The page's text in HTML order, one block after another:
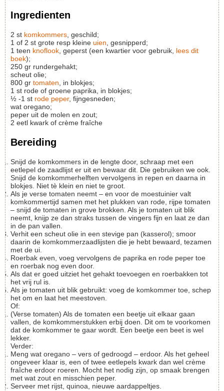
Ingredienten
2 st komkommers , geschild;
1 of 2 st grote resp kleine uien , gesnipperd;
1 teen knoflook , geperst (een kwartier voor gebruik, lees dit
boek);
250 gr rundergehakt;
scheut olie;
800 gr tomaten , in blokjes;
1 st rode of groene paprika, in blokjes;
½ -1 st rode peper, fijngesneden;
wat oregano;
peper uit de molen en zout;
2 eetl kwark of crème fraîche
Bereiding
Snijd de komkommers in de lengte door, schraap met een
eetlepel de zaadlijst er uit en bewaar dit. Die gebruiken we ook.
Snijd de komkommerhelften vervolgens in repen en daarna in
blokjes. Niet tè klein en niet te groot.
Als je verse tomaten neemt – en voor de moestuinier valt
komkommertijd samen met het plukken van rode, rijpe tomaten
– snijd de tomaten in grove brokken. Als je tomaten uit blik
neemt, knijp ze dan straks tussen de vingers fijn en laat ze dan
in de pan vallen.
Verhit een scheut olie in een stevige pan (kasserol); smoor
daarin de komkommerzaadlijsten die je hebt bewaard, tezamen
met de ui.
Roerbak even, voeg vervolgens de paprika en rode peper toe
en roerbak nog even door.
Als dat er goed uitziet het gehakt toevoegen en roerbakken tot
het vrij rul is.
Als je tomaten uit blik gebruikt: voeg de komkommer toe, schep
het om en laat het meestoven.
Of:
(Verse tomaten) Als de tomaten een beetje uit elkaar gaan
vallen, de komkommerstukken erbij doen. Dit om te voorkomen
dat de komkommer te gaar wordt. Een beetje een beet is wel
lekker.
Verder:
Meng wat oregano – vers of gedroogd – erdoor. Als het geheel
ongeveer klaar is, een of twee eetlepels kwark dan wel crème
fraîche erdoor roeren. Mocht het nodig zijn, op smaak brengen
met wat zout en misschien peper.
Serveer met rijst, quinoa, nieuwe aardappeltjes.